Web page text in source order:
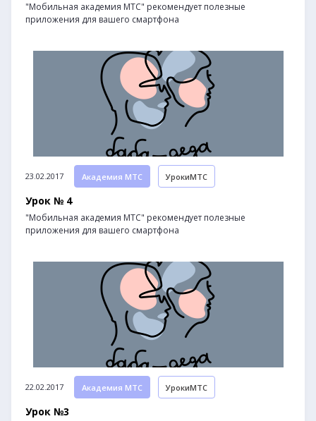
"Мобильная академия МТС" рекомендует полезные
приложения для вашего смартфона
23.02.2017 Академия МТС УрокиМТС
Урок № 4
"Мобильная академия МТС" рекомендует полезные
приложения для вашего смартфона
22.02.2017 Академия МТС УрокиМТС
Урок №3